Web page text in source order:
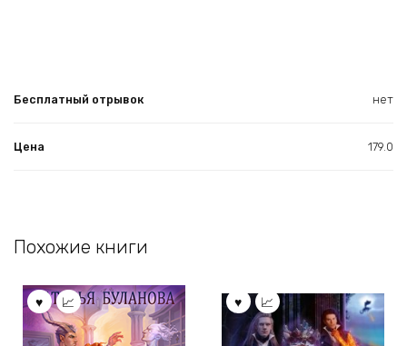
Бесплатный отрывок нет
Цена 179.0
Похожие книги